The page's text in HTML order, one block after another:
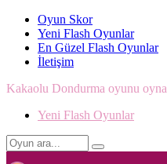
Oyun Skor
Yeni Flash Oyunlar
En Güzel Flash Oyunlar
İletişim
Kakaolu Dondurma oyunu oyna
Yeni Flash Oyunlar